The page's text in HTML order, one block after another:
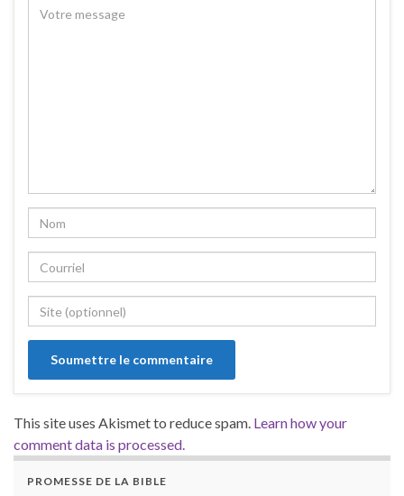
This site uses Akismet to reduce spam. Learn how your
comment data is processed.
PROMESSE DE LA BIBLE